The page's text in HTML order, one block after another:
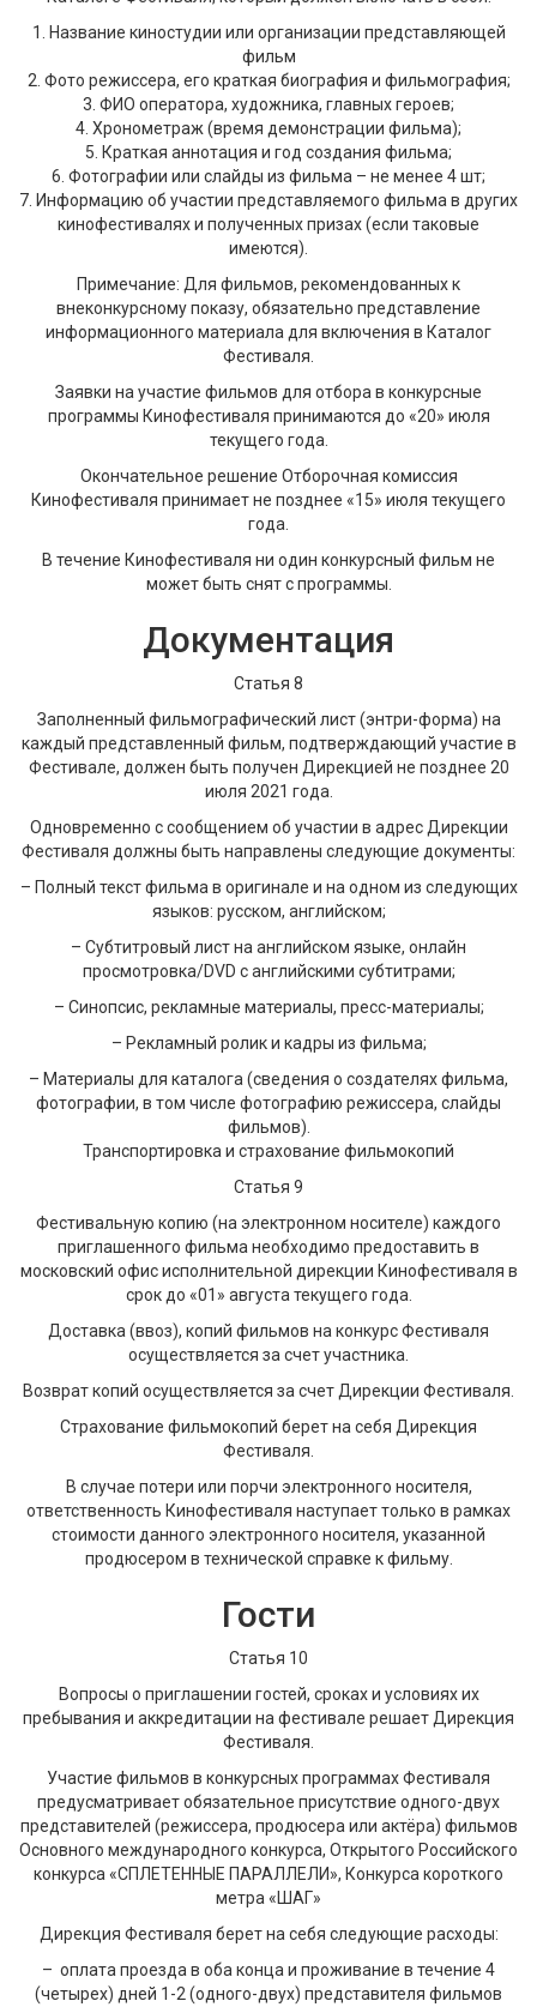
1. Название киностудии или организации представляющей
фильм
2. Фото режиссера, его краткая биография и фильмография;
3. ФИО оператора, художника, главных героев;
4. Хронометраж (время демонстрации фильма);
5. Краткая аннотация и год создания фильма;
6. Фотографии или слайды из фильма – не менее 4 шт;
7. Информацию об участии представляемого фильма в других
кинофестивалях и полученных призах (если таковые
имеются).
Примечание: Для фильмов, рекомендованных к
внеконкурсному показу, обязательно представление
информационного материала для включения в Каталог
Фестиваля.
Заявки на участие фильмов для отбора в конкурсные
программы Кинофестиваля принимаются до «20» июля
текущего года.
Окончательное решение Отборочная комиссия
Кинофестиваля принимает не позднее «15» июля текущего
года.
В течение Кинофестиваля ни один конкурсный фильм не
может быть снят с программы.
Документация
Статья 8
Заполненный фильмографический лист (энтри-форма) на
каждый представленный фильм, подтверждающий участие в
Фестивале, должен быть получен Дирекцией не позднее 20
июля 2021 года.
Одновременно с сообщением об участии в адрес Дирекции
Фестиваля должны быть направлены следующие документы:
– Полный текст фильма в оригинале и на одном из следующих
языков: русском, английском;
– Субтитровый лист на английском языке, онлайн
просмотровка/DVD с английскими субтитрами;
– Синопсис, рекламные материалы, пресс-материалы;
– Рекламный ролик и кадры из фильма;
– Материалы для каталога (сведения о создателях фильма,
фотографии, в том числе фотографию режиссера, слайды
фильмов).
Транспортировка и страхование фильмокопий
Статья 9
Фестивальную копию (на электронном носителе) каждого
приглашенного фильма необходимо предоставить в
московский офис исполнительной дирекции Кинофестиваля в
срок до «01» августа текущего года.
Доставка (ввоз), копий фильмов на конкурс Фестиваля
осуществляется за счет участника.
Возврат копий осуществляется за счет Дирекции Фестиваля.
Страхование фильмокопий берет на себя Дирекция
Фестиваля.
В случае потери или порчи электронного носителя,
ответственность Кинофестиваля наступает только в рамках
стоимости данного электронного носителя, указанной
продюсером в технической справке к фильму.
Гости
Статья 10
Вопросы о приглашении гостей, сроках и условиях их
пребывания и аккредитации на фестивале решает Дирекция
Фестиваля.
Участие фильмов в конкурсных программах Фестиваля
предусматривает обязательное присутствие одного-двух
представителей (режиссера, продюсера или актёра) фильмов
Основного международного конкурса, Открытого Российского
конкурса «СПЛЕТЕННЫЕ ПАРАЛЛЕЛИ», Конкурса короткого
метра «ШАГ»
Дирекция Фестиваля берет на себя следующие расходы:
– оплата проезда в оба конца и проживание в течение 4
(четырех) дней 1-2 (одного-двух) представителя фильмов